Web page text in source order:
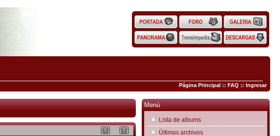
Página Principal :: FAQ :: Ingresar
Menú
Lista de albums
Últimos archivos